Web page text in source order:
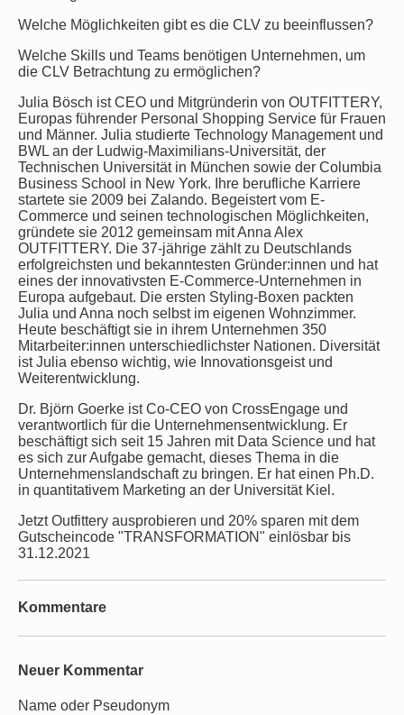
Welche Möglichkeiten gibt es die CLV zu beeinflussen?
Welche Skills und Teams benötigen Unternehmen, um
die CLV Betrachtung zu ermöglichen?
Julia Bösch ist CEO und Mitgründerin von OUTFITTERY,
Europas führender Personal Shopping Service für Frauen
und Männer. Julia studierte Technology Management und
BWL an der Ludwig-Maximilians-Universität, der
Technischen Universität in München sowie der Columbia
Business School in New York. Ihre berufliche Karriere
startete sie 2009 bei Zalando. Begeistert vom E-
Commerce und seinen technologischen Möglichkeiten,
gründete sie 2012 gemeinsam mit Anna Alex
OUTFITTERY. Die 37-jährige zählt zu Deutschlands
erfolgreichsten und bekanntesten Gründer:innen und hat
eines der innovativsten E-Commerce-Unternehmen in
Europa aufgebaut. Die ersten Styling-Boxen packten
Julia und Anna noch selbst im eigenen Wohnzimmer.
Heute beschäftigt sie in ihrem Unternehmen 350
Mitarbeiter:innen unterschiedlichster Nationen. Diversität
ist Julia ebenso wichtig, wie Innovationsgeist und
Weiterentwicklung.
Dr. Björn Goerke ist Co-CEO von CrossEngage und
verantwortlich für die Unternehmensentwicklung. Er
beschäftigt sich seit 15 Jahren mit Data Science und hat
es sich zur Aufgabe gemacht, dieses Thema in die
Unternehmenslandschaft zu bringen. Er hat einen Ph.D.
in quantitativem Marketing an der Universität Kiel.
Jetzt Outfittery ausprobieren und 20% sparen mit dem
Gutscheincode "TRANSFORMATION" einlösbar bis
31.12.2021
Kommentare
Neuer Kommentar
Name oder Pseudonym